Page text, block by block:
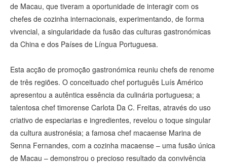
de Macau, que tiveram a oportunidade de interagir com os
chefes de cozinha internacionais, experimentando, de forma
vivencial, a singularidade da fusão das culturas gastronómicas
da China e dos Países de Língua Portuguesa.
Esta acção de promoção gastronómica reuniu chefs de renome
de três regiões. O conceituado chef português Luís Américo
apresentou a autêntica essência da culinária portuguesa; a
talentosa chef timorense Carlota Da C. Freitas, através do uso
criativo de especiarias e ingredientes, revelou o toque singular
da cultura austronésia; a famosa chef macaense Marina de
Senna Fernandes, com a cozinha macaense – uma fusão única
de Macau – demonstrou o precioso resultado da convivência